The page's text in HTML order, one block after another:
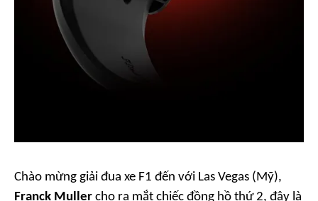
Chào mừng giải đua xe F1 đến với Las Vegas (Mỹ),
Franck Muller cho ra mắt chiếc đồng hồ thứ 2, đây là